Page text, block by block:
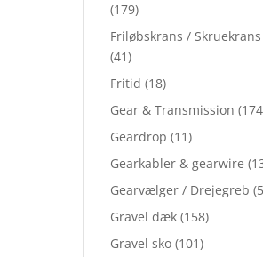
(179)
Friløbskrans / Skruekrans
(41)
Fritid (18)
Gear & Transmission
Geardrop (11)
Gearkabler & gearwire
Gearvælger / Drejegreb
Gravel dæk (158)
Gravel sko (101)